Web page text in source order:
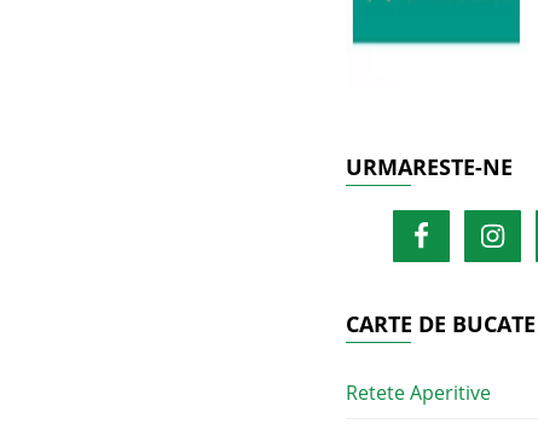
URMARESTE-NE
CARTE DE BUCATE
Retete Aperitive